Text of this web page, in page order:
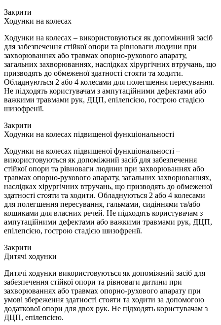
Закрити
Ходунки на колесах
Ходунки на колесах – використовуються як допоміжний засіб
для забезпечення стійкої опори та рівноваги людини при
захворюваннях або травмах опорно-рухового апарату,
загальних захворюваннях, наслідках хірургічних втручань, що
призводять до обмеженої здатності стояти та ходити.
Обладнуються 2 або 4 колесами для полегшення пересування.
Не підходять користувачам з ампутаційними дефектами або
важкими травмами рук, ДЦП, епілепсією, гострою стадією
шизофренії.
Закрити
Ходунки на колесах підвищеної функціональності
Ходунки на колесах підвищеної функціональності –
використовуються як допоміжний засіб для забезпечення
стійкої опори та рівноваги людини при захворюваннях або
травмах опорно-рухового апарату, загальних захворюваннях,
наслідках хірургічних втручань, що призводять до обмеженої
здатності стояти та ходити. Обладнуються 2 або 4 колесами
для полегшення пересування, гальмами, сидіннями та/або
кошиками для власних речей. Не підходять користувачам з
ампутаційними дефектами або важкими травмами рук, ДЦП,
епілепсією, гострою стадією шизофренії.
Закрити
Дитячі ходунки
Дитячі ходунки використовуються як допоміжний засіб для
забезпечення стійкої опори та рівноваги дитини при
захворюваннях або травмах опорно-рухового апарату при
умові збереження здатності стояти та ходити за допомогою
додаткової опори для двох рук. Не підходять користувачам з
ДЦП, епілепсією.